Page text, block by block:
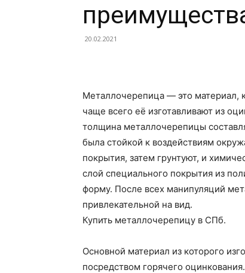
и20.02.2021
Металлочерепица — это материал,
чаще всего её изготавливают из
толщина металлочерепицы
была стойкой к воздействиям
покрытия, затем грунтуют, и
слой специального покрытия из
форму. После всех манипуляций
привлекательной на вид.
Купить металлочерепицу в СПб.
Основной материал из которого
посредством горячего